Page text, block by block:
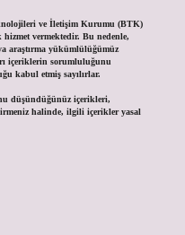
ve İletişim Kurumu (BTK)
hizmet vermektedir. Bu nedenle,
araştırma yükümlülüğümüz
içeriklerin sorumluluğunu
kabul etmiş sayılırlar.
düşündüğünüz içerikleri,
halinde, ilgili içerikler yasal